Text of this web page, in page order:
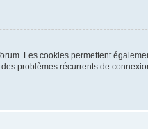
Les cookies permettent
problèmes récurrents de